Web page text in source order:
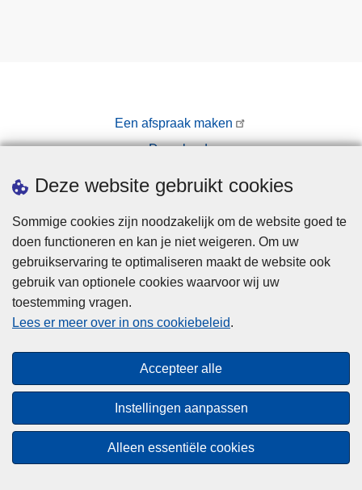
Gent. Waarmee kan ik je vandaag van
dienst zijn?
Start chat
teaser
Deze website gebruikt cookies
Sommige cookies zijn noodzakelijk om de website goed te
doen functioneren en kan je niet weigeren. Om uw
gebruikservaring te optimaliseren maakt de website ook
gebruik van optionele cookies waarvoor wij uw
toestemming vragen.
Lees er meer over in ons cookiebeleid.
Accepteer alle
Instellingen aanpassen
Alleen essentiële cookies
Een afspraak maken
Downloads
Pers
Privacy
Toegankelijkheid
© 2026 Politie.be